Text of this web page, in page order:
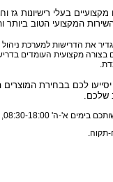
בעלי רישיונות
המקצועי הטוב ביותר
את הדרישות למערכת ניהול
בצורה מקצועית העומדים
לכם בבחירת המוצרים
שלכם.
יום ו' 09:00-13:00.